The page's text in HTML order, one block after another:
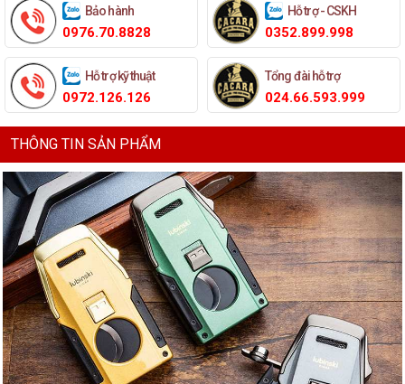
Bảo hành
0976.70.8828
Hỗ trợ - CSKH
0352.899.998
Hỗ trợ kỹ thuật
0972.126.126
Tổng đài hỗ trợ
024.66.593.999
THÔNG TIN SẢN PHẨM